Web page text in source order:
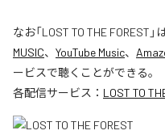
なお「LOST TO THE FOREST 」
MUSIC、 YouTube Music、
ービスで聴くことができる。
各配信サービス： LOST TO